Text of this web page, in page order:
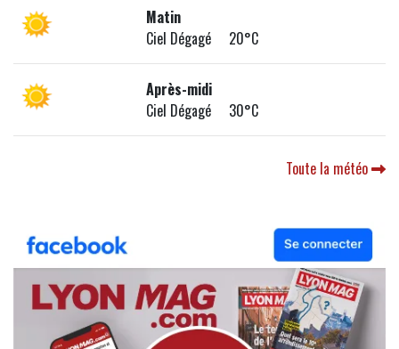
Matin
Ciel Dégagé 20°C
Après-midi
Ciel Dégagé 30°C
Toute la météo